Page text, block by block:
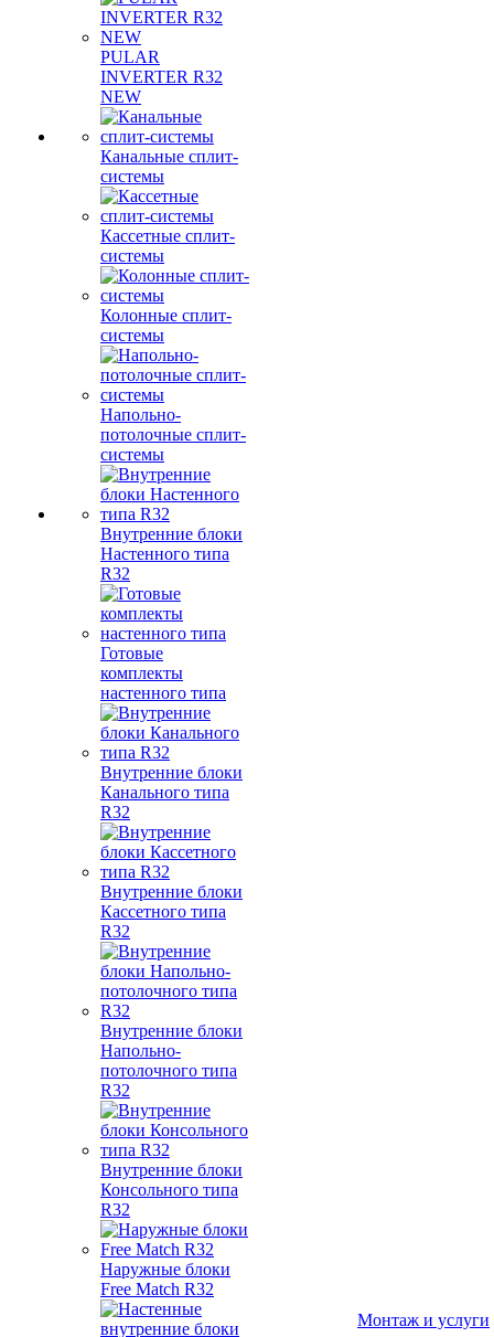
PULAR
INVERTER R32
NEW
Канальные сплит-
системы
Кассетные сплит-
системы
Колонные сплит-
системы
Напольно-
потолочные сплит-
системы
Внутренние блоки
Настенного типа
R32
Готовые
комплекты
настенного типа
Внутренние блоки
Канального типа
R32
Внутренние блоки
Кассетного типа
R32
Внутренние блоки
Напольно-
потолочного типа
R32
Внутренние блоки
Консольного типа
R32
Наружные блоки
Free Match R32
Монтаж и услуги